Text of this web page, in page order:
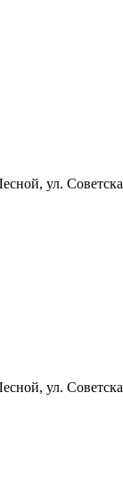
ул.
ул.